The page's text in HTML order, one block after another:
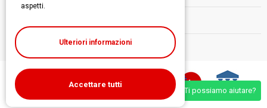
Follow us
Ti possiamo aiutare?
aspetti.
Ulteriori informazioni
Accettare tutti